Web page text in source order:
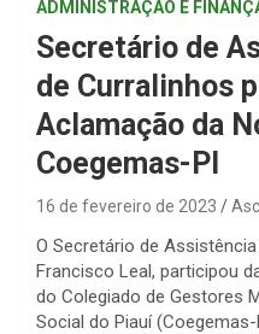
ADMINISTRAÇÃO E
Secretário de
de Curralinhos
Aclamação da
Coegemas-PI
16 de fevereiro de 2023
O Secretário de
Francisco Leal, participou
do Colegiado de Gestores
Social do Piauí